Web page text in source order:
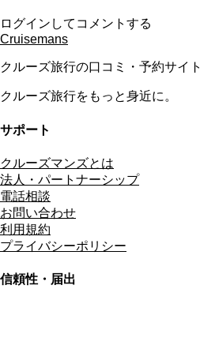
ログインしてコメントする
Cruisemans
クルーズ旅行の口コミ・予約サイト
クルーズ旅行をもっと身近に。
サポート
クルーズマンズとは
法人・パートナーシップ
電話相談
お問い合わせ
利用規約
プライバシーポリシー
信頼性・届出